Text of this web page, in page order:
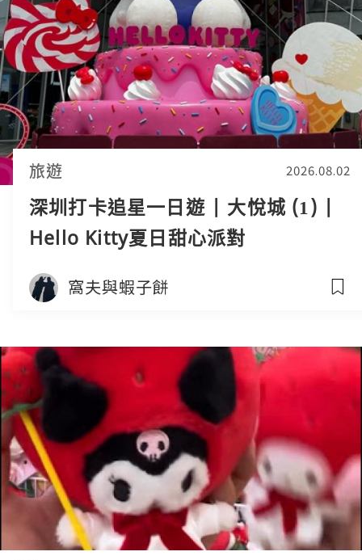
旅遊 2026.08.02
深圳打卡追星一日遊 | 大悅城 (1) |
Hello Kitty夏日甜心派對
窩夫與蝦子餅